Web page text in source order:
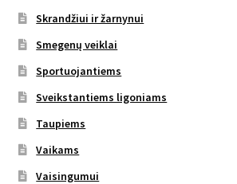
Skrandžiui ir žarnynui
Smegenų veiklai
Sportuojantiems
Sveikstantiems ligoniams
Taupiems
Vaikams
Vaisingumui